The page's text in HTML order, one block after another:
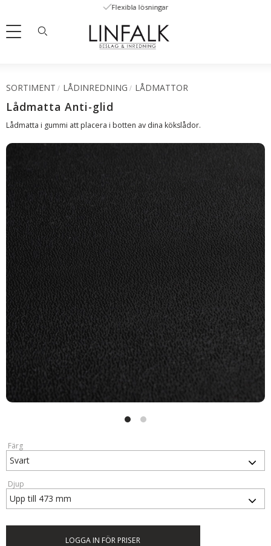
Meny
Flexibla lösningar
SORTIMENT LÅDINREDNING LÅDMATTOR
Lådmatta Anti-glid
Lådmatta i gummi att placera i botten av dina kökslådor.
Färg
Djup
LOGGA IN FÖR PRISER